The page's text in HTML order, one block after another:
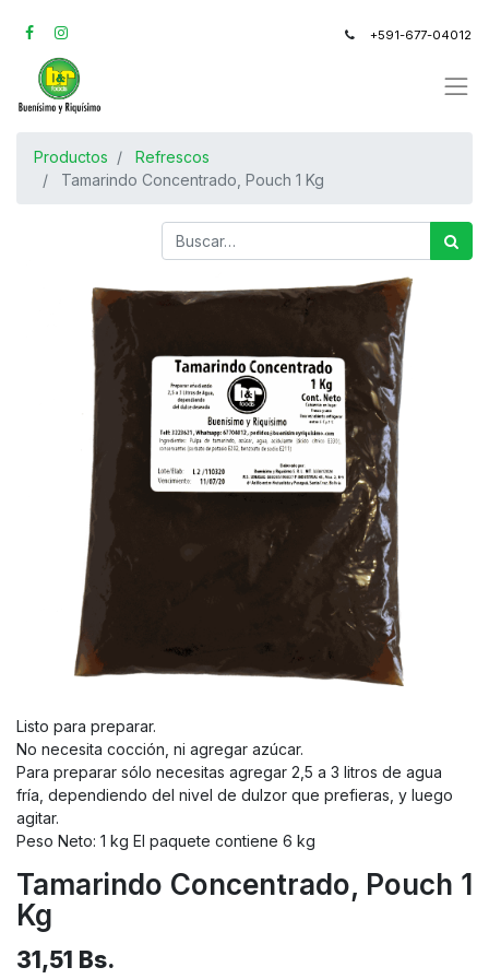
+591-677-04012
Productos
Refrescos
Tamarindo Concentrado, Pouch 1 Kg
Listo para preparar.
No necesita cocción, ni agregar azúcar.
Para preparar sólo necesitas agregar 2,5 a 3 litros de agua
fría, dependiendo del nivel de dulzor que prefieras, y luego
agitar.
Peso Neto: 1 kg El paquete contiene 6 kg
Tamarindo Concentrado, Pouch 1
Kg
31,51 Bs.